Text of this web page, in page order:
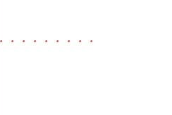
・・・・・・・・